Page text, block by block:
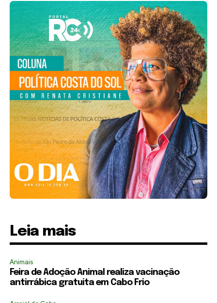
Leia mais
Animais
Feira de Adoção Animal realiza vacinação
antirrábica gratuita em Cabo Frio